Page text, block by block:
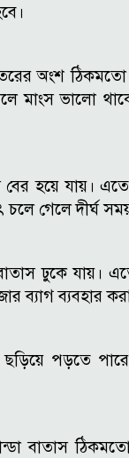
অংশ
মাংস ভালো
হয়ে যায়। এতে
গেলে দীর্ঘ
ঢুকে যায়।
ব্যাগ ব্যবহার
পড়তে
বাতাস